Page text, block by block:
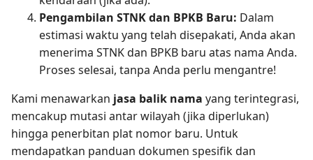
Pengambilan STNK dan BPKB Baru: Dalam
estimasi waktu yang telah disepakati, Anda akan
menerima STNK dan BPKB baru atas nama Anda.
Proses selesai, tanpa Anda perlu mengantre!
Kami menawarkan jasa balik nama yang terintegrasi,
mencakup mutasi antar wilayah (jika diperlukan)
hingga penerbitan plat nomor baru. Untuk
mendapatkan panduan dokumen spesifik dan